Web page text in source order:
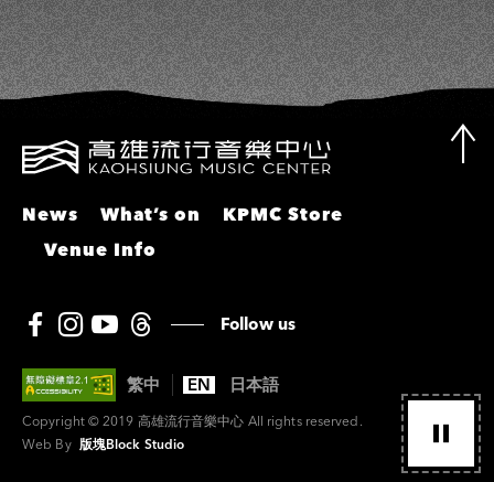
News What’s on
KPMC Store
Venue Info
Follow us
Copyright © 2019 高雄流行音樂中心 All rights reserved.
Web By 版塊Block Studio
繁中 EN 日本語